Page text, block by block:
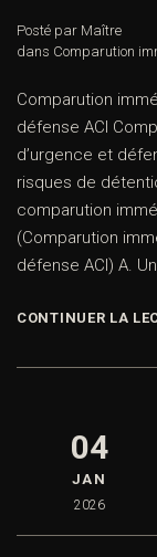
Posté par Maître
dans Comparution
Comparution
défense ACI
d’urgence et
risques de
comparution
(Comparution
défense ACI) A.
CONTINUER LA
04
JAN
2026